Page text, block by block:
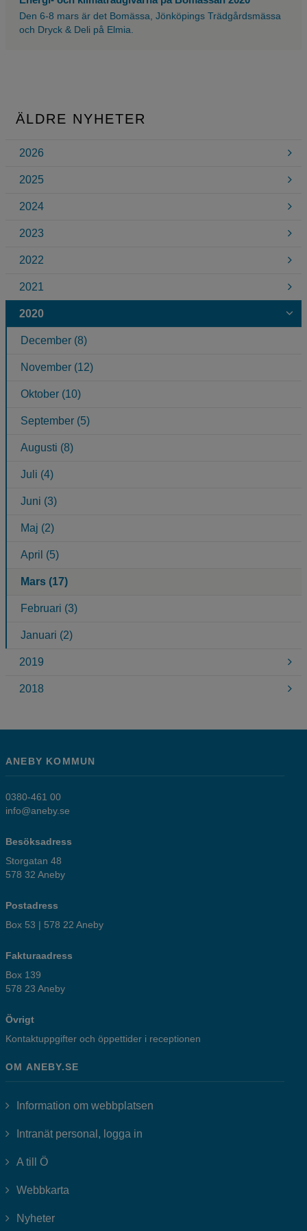
Den 6-8 mars är det Bomässa, Jönköpings Trädgårdsmässa
och Dryck & Deli på Elmia.
ÄLDRE NYHETER
2026
2025
2024
2023
2022
2021
2020
December (8)
November (12)
Oktober (10)
September (5)
Augusti (8)
Juli (4)
Juni (3)
Maj (2)
April (5)
Mars (17)
Februari (3)
Januari (2)
2019
2018
ANEBY KOMMUN
0380-461 00
info@aneby.se
Besöksadress
Storgatan 48
578 32 Aneby
Postadress
Box 53 | 578 22 Aneby
Fakturaadress
Box 139
578 23 Aneby
Övrigt
Kontaktuppgifter och öppettider i receptionen
OM ANEBY.SE
Information om webbplatsen
Intranät personal, logga in
A till Ö
Webbkarta
Nyheter